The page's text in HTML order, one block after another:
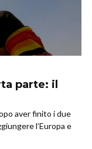
parte: il
aver finito i due
l’Europa e